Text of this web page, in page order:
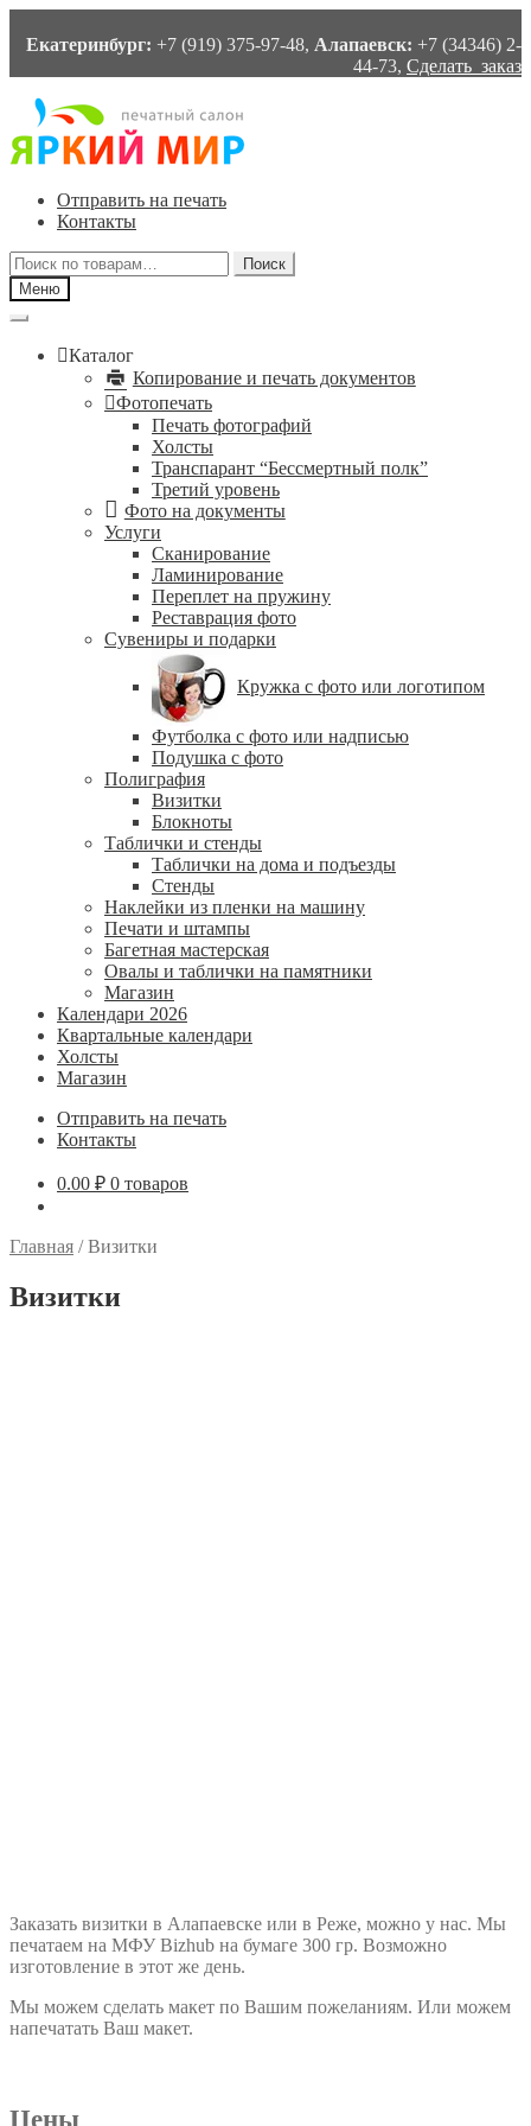
Екатеринбург: +7 (919) 375-97-48, Алапаевск: +7 (34346) 2-
44-73, Сделать заказ
Перейти
навигации
Перейти
содержимому
Отправить на печать
Контакты
Искать:
Поиск
Меню
Каталог
Копирование и печать документов
Фотопечать
Печать фотографий
Холсты
Транспарант “Бессмертный полк”
Третий уровень
Фото на документы
Услуги
Сканирование
Ламинирование
Переплет на пружину
Реставрация фото
Сувениры и подарки
Кружка с фото или логотипом
Футболка с фото или надписью
Подушка с фото
Полиграфия
Визитки
Блокноты
Таблички и стенды
Таблички на дома и подъезды
Стенды
Наклейки из пленки на машину
Печати и штампы
Багетная мастерская
Овалы и таблички на памятники
Магазин
Календари 2026
Квартальные календари
Холсты
Магазин
Отправить на печать
Контакты
0.00 ₽ 0 товаров
Главная /Визитки
Визитки
Заказать визитки в Алапаевске или в Реже, можно у нас. Мы
печатаем на МФУ Bizhub на бумаге 300 гр. Возможно
изготовление в этот же день.
Мы можем сделать макет по Вашим пожеланиям. Или можем
напечатать Ваш макет.
Цены